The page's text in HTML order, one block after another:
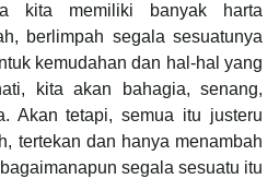
kita memiliki banyak harta
berlimpah segala sesuatunya
kemudahan dan hal-hal yang
kita akan bahagia, senang,
Akan tetapi, semua itu justeru
tertekan dan hanya menambah
segala sesuatu itu